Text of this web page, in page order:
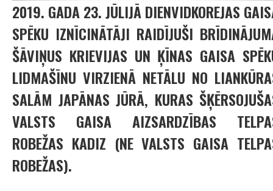
2019. GADA 23. JŪLIJĀ DIENVIDKOREJAS
SPĒKU IZNĪCINĀTĀJI RAIDĪJUŠI
ŠĀVIŅUS KRIEVIJAS UN ĶĪNAS GAISA
LIDMAŠĪNU VIRZIENĀ NETĀLU NO
SALĀM JAPĀNAS JŪRĀ, KURAS
VALSTS GAISA AIZSARDZĪBAS
ROBEŽAS KADIZ (NE VALSTS GAISA
ROBEŽAS).